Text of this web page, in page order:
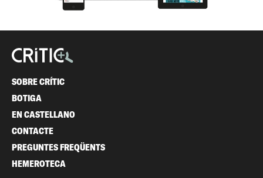
SOBRE CRÍTIC
BOTIGA
EN CASTELLANO
CONTACTE
PREGUNTES FREQÜENTS
HEMEROTECA